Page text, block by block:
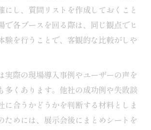
にし、質問リストを作成しておくこと
で各ブースを回る際は、同じ観点でヒ
験を行うことで、客観的な比較がしや
実際の現場導入事例やユーザーの声を
多くあります。他社の成功例や失敗談
に合うかどうかを判断する材料としま
ためには、展示会後にまとめシートを